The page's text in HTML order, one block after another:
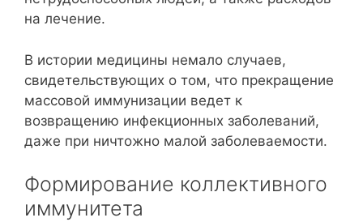
на лечение.
В истории медицины немало случаев,
свидетельствующих о том, что прекращение
массовой иммунизации ведет к
возвращению инфекционных заболеваний,
даже при ничтожно малой заболеваемости.
Формирование коллективного
иммунитета